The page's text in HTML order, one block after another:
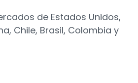
de Estados Unidos,
Chile, Brasil, Colombia y